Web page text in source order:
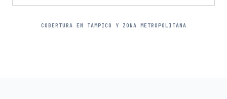
COBERTURA EN TAMPICO Y ZONA METROPOLITANA